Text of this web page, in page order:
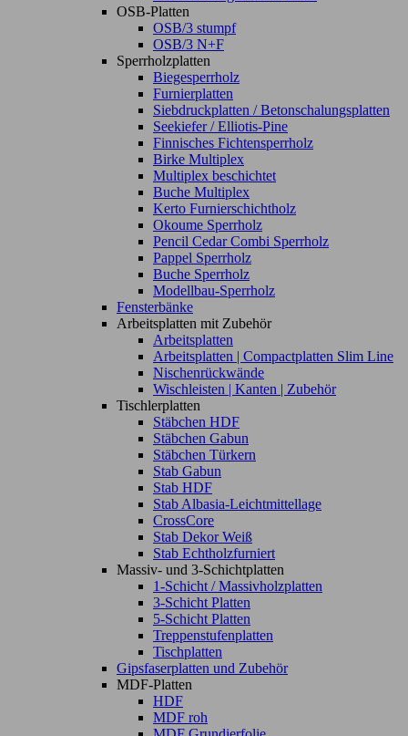
OSB-Platten
OSB/3 stumpf
OSB/3 N+F
Sperrholzplatten
Biegesperrholz
Furnierplatten
Siebdruckplatten / Betonschalungsplatten
Seekiefer / Elliotis-Pine
Finnisches Fichtensperrholz
Birke Multiplex
Multiplex beschichtet
Buche Multiplex
Kerto Furnierschichtholz
Okoume Sperrholz
Pencil Cedar Combi Sperrholz
Pappel Sperrholz
Buche Sperrholz
Modellbau-Sperrholz
Fensterbänke
Arbeitsplatten mit Zubehör
Arbeitsplatten
Arbeitsplatten | Compactplatten Slim Line
Nischenrückwände
Wischleisten | Kanten | Zubehör
Tischlerplatten
Stäbchen HDF
Stäbchen Gabun
Stäbchen Türkern
Stab Gabun
Stab HDF
Stab Albasia-Leichtmittellage
CrossCore
Stab Dekor Weiß
Stab Echtholzfurniert
Massiv- und 3-Schichtplatten
1-Schicht / Massivholzplatten
3-Schicht Platten
5-Schicht Platten
Treppenstufenplatten
Tischplatten
Gipsfaserplatten und Zubehör
MDF-Platten
HDF
MDF roh